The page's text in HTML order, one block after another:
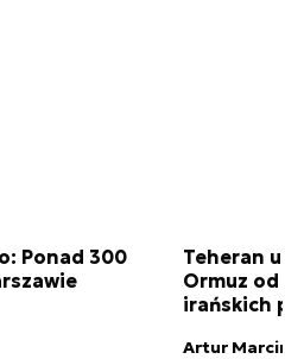
Ponad 300
Teheran
Ormuz
irańskich
Artur